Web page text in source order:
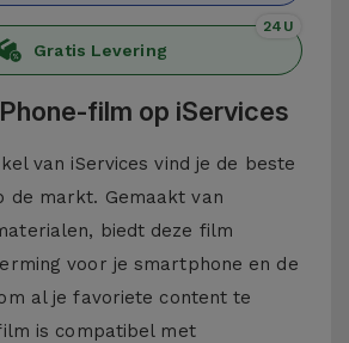
Gratis Levering
24U
film op iServices
van iServices vind je de beste
de markt. Gemaakt van
biedt deze film
voor je smartphone en de
al je favoriete content te
is compatibel met